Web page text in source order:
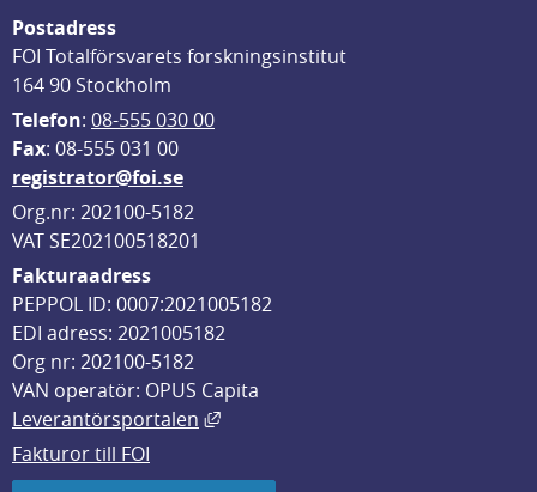
Postadress
FOI Totalförsvarets forskningsinstitut
164 90 Stockholm
Telefon: 08-555 030 00
Fax: 08-555 031 00
registrator@foi.se
Org.nr: 202100-5182
VAT SE202100518201
Fakturaadress
PEPPOL ID: 0007:2021005182
EDI adress: 2021005182
Org nr: 202100-5182
VAN operatör: OPUS Capita
Leverantörsportalen
Länk till annan webbplats, öppnas
Fakturor till FOI